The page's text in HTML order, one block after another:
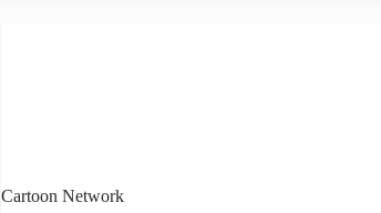
Cartoon Network